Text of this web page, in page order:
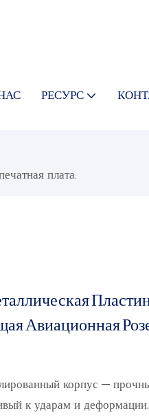
РЕСУРС
плата.
Авиационная
корпус —
к ударам и